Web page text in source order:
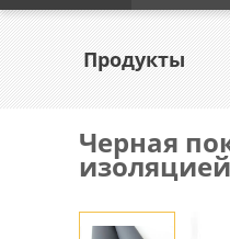
Продукты
Черная
изоляцией